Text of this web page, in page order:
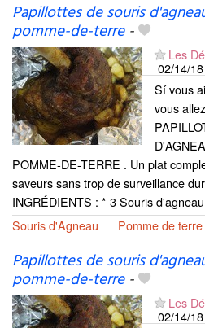
Papillottes de souris
pomme-de-terre-
Les
02/14/18
Sí vous
vous
POMME-DE-TERRE . Un plat
saveurs sans trop de surveillance
INGRÉDIENTS : * 3 Souris
Souris d'Agneau
Pomme de terre
Papillottes de souris
pomme-de-terre-
Les
02/14/18